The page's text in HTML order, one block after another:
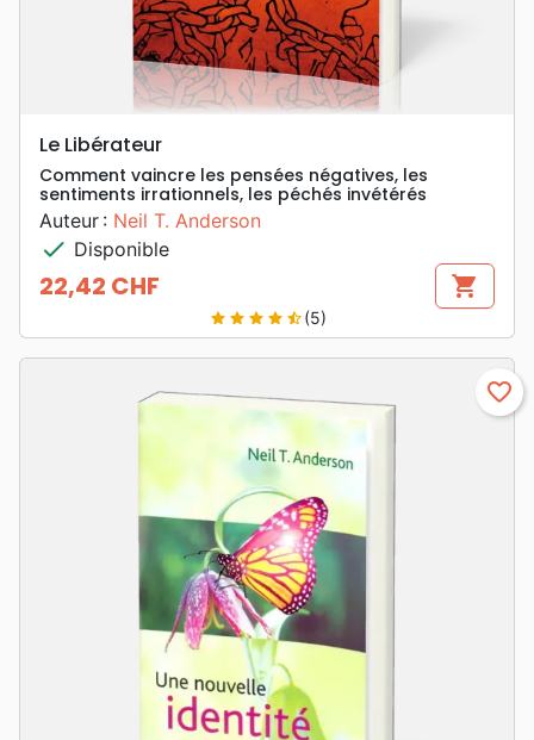
Le Libérateur
Comment vaincre les pensées négatives, les
sentiments irrationnels, les péchés invétérés
Auteur : Neil T. Anderson
check Disponible
Prix
22,42 CHF shopping_cart
star star star star star_half(5)
favorite_border